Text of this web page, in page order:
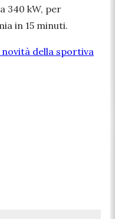
340 kW, per
in 15 minuti.
della sportiva